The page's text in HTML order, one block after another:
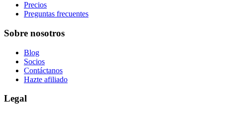
Precios
Preguntas frecuentes
Sobre nosotros
Blog
Socios
Contáctanos
Hazte afiliado
Legal